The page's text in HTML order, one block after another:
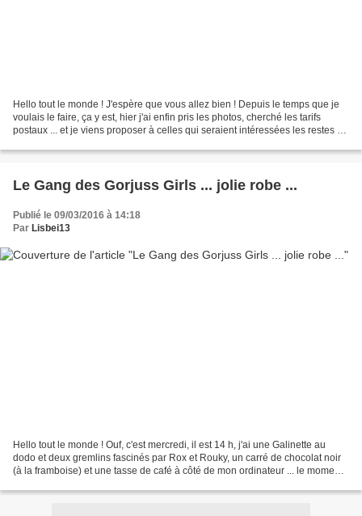
Hello tout le monde ! J'espère que vous allez bien ! Depuis le temps que je
voulais le faire, ça y est, hier j'ai enfin pris les photos, cherché les tarifs
postaux ... et je viens proposer à celles qui seraient intéressées les restes de
Le Gang des Gorjuss Girls ... jolie robe ...
Publié le 09/03/2016 à 14:18
Par Lisbei13
Hello tout le monde ! Ouf, c'est mercredi, il est 14 h, j'ai une Galinette au
dodo et deux gremlins fascinés par Rox et Rouky, un carré de chocolat noir
(à la framboise) et une tasse de café à côté de mon ordinateur ... le moment